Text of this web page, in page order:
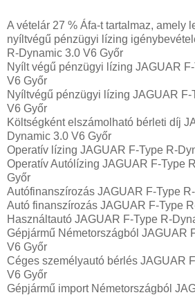
A vételár 27 % Áfa-t tartalmaz, amely
nyíltvégű pénzügyi lízing
R-Dynamic 3.0 V6 Győr
Nyílt végű pénzügyi lízing JAGUAR
V6 Győr
Nyíltvégű pénzügyi lízing JAGUAR
V6 Győr
Költségként elszámolható bérleti díj
Dynamic 3.0 V6 Győr
Operatív lízing JAGUAR F-Type R-
Operatív Autólízing JAGUAR F-Type
Győr
Autófinanszírozás JAGUAR F-Type
Autó finanszírozás JAGUAR F-Type
Használtautó JAGUAR F-Type R-
Gépjármű Németországból JAGUAR
V6 Győr
Céges személyautó bérlés JAGUAR
V6 Győr
Gépjármű import Németországból